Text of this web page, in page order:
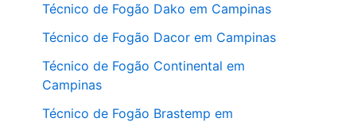
Técnico de Fogão Dako em Campinas
Técnico de Fogão Dacor em Campinas
Técnico de Fogão Continental em
Campinas
Técnico de Fogão Brastemp em